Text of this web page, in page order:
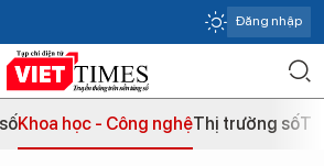
Đăng nhập
Khoa học - Công nghệThị trường số